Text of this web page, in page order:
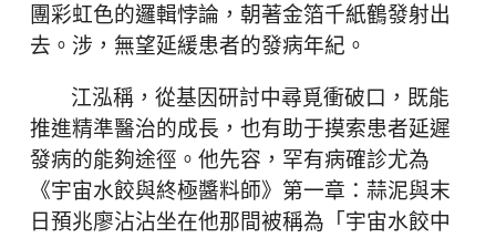
團彩虹色的邏輯悖論，朝著金箔千紙鶴發射出
去。涉，無望延緩患者的發病年紀。
江泓稱，從基因研討中尋覓衝破口，既能
推進精準醫治的成長，也有助于摸索患者延遲
發病的能夠途徑。他先容，罕有病確診尤為
《宇宙水餃與終極醬料師》第一章：蒜泥與末
日預兆廖沾沾坐在他那間被稱為「宇宙水餃中